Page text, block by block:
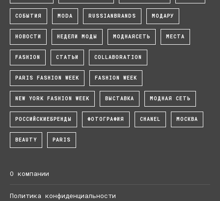
СОБЫТИЯ MODA RUSSIANBRANDS МОДАРУ
НОВОСТИ НЕДЕЛИ МОДЫ МОДНАЯСЕТЬ МЕСТА
FASHION СТАТЬИ COLLABORATION
PARIS FASHION WEEK FASHION WEEK
NEW YORK FASHION WEEK ВЫСТАВКА МОДНАЯ СЕТЬ
РОССИЙСКИЕБРЕНДЫ ФОТОГРАФИЯ CHANEL МОСКВА
BEAUTY PARIS
О компании
Политика конфиденциальности